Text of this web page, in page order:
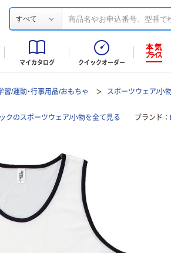
すべて
マイカタログ クイックオーダー
習/運動・行事用品/おもちゃ スポーツウェア/小
クのスポーツウェア/小物を全て見る ブランド